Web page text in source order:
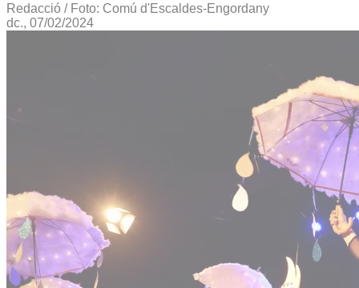
Redacció / Foto: Comú d'Escaldes-Engordany
dc., 07/02/2024